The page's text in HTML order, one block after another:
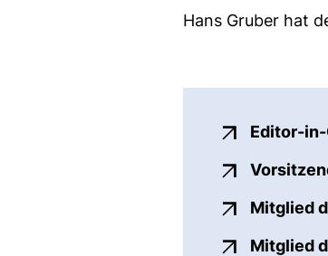
Hans Gruber hat
Editor-in-
Mitglied
Mitglied